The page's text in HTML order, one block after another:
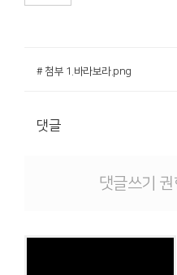
# 첨부 1.바라보라.png
댓글
댓글쓰기